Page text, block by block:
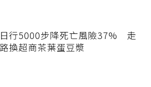
日行5000步降死亡風險37% 走
路換超商茶葉蛋豆漿